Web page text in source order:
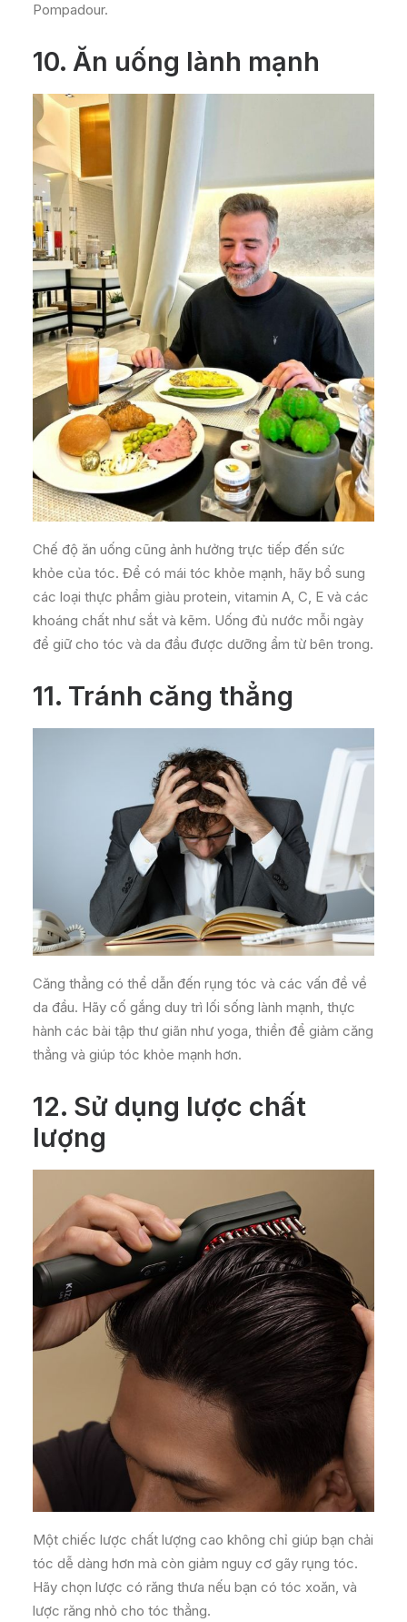
Pompadour.
10. Ăn uống lành mạnh
Chế độ ăn uống cũng ảnh hưởng trực tiếp đến sức
khỏe của tóc. Để có mái tóc khỏe mạnh, hãy bổ sung
các loại thực phẩm giàu protein, vitamin A, C, E và các
khoáng chất như sắt và kẽm. Uống đủ nước mỗi ngày
để giữ cho tóc và da đầu được dưỡng ẩm từ bên trong.
11. Tránh căng thẳng
Căng thẳng có thể dẫn đến rụng tóc và các vấn đề về
da đầu. Hãy cố gắng duy trì lối sống lành mạnh, thực
hành các bài tập thư giãn như yoga, thiền để giảm căng
thẳng và giúp tóc khỏe mạnh hơn.
12. Sử dụng lược chất
lượng
Một chiếc lược chất lượng cao không chỉ giúp bạn chải
tóc dễ dàng hơn mà còn giảm nguy cơ gãy rụng tóc.
Hãy chọn lược có răng thưa nếu bạn có tóc xoăn, và
lược răng nhỏ cho tóc thẳng.